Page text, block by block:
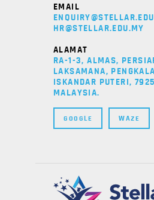
EMAIL
HR@STELLAR.EDU.MY
ALAMAT
RA-1-3, ALMAS,
LAKSAMANA,
ISKANDAR PUTERI,
MALAYSIA.
GOOGLE WAZE